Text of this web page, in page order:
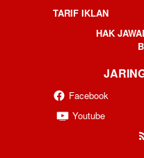
TARIF IKLAN
HAK
Facebook
Youtube